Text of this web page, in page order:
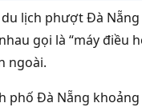
lịch phượt Đà
gọi là “máy điều
ngoài.
phố Đà Nẵng khoảng